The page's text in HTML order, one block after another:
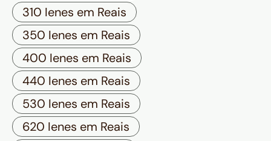
310 Ienes em Reais
350 Ienes em Reais
400 Ienes em Reais
440 Ienes em Reais
530 Ienes em Reais
620 Ienes em Reais